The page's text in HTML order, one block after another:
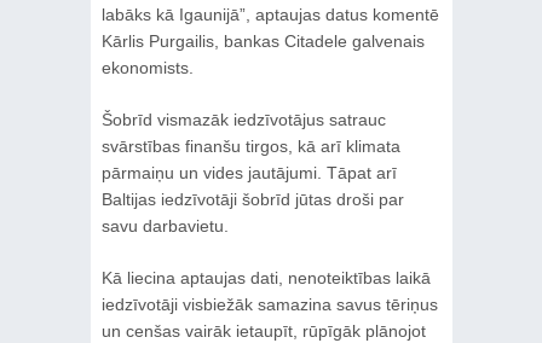
labāks kā Igaunijā”, aptaujas datus komentē
Kārlis Purgailis, bankas Citadele galvenais
ekonomists.
Šobrīd vismazāk iedzīvotājus satrauc
svārstības finanšu tirgos, kā arī klimata
pārmaiņu un vides jautājumi. Tāpat arī
Baltijas iedzīvotāji šobrīd jūtas droši par
savu darbavietu.
Kā liecina aptaujas dati, nenoteiktības laikā
iedzīvotāji visbiežāk samazina savus tēriņus
un cenšas vairāk ietaupīt, rūpīgāk plānojot